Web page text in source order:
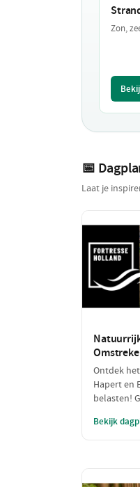
Zon,
📅
Laat je
Ontdek
Hapert en
belasten!
wandeling
Bekijk